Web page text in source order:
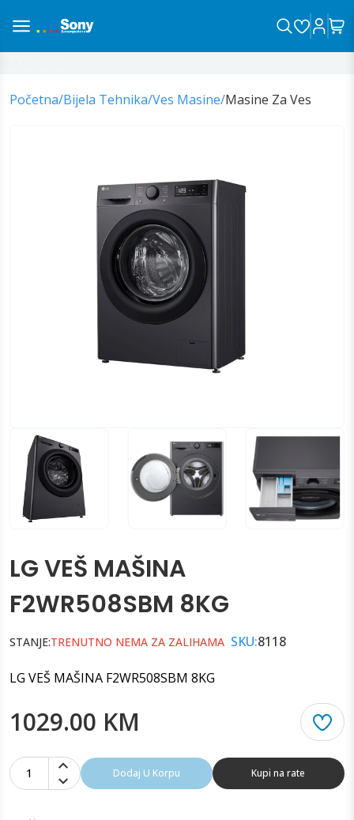
Početna/Bijela Tehnika/Ves Masine/Masine Za Ves
LG VEŠ MAŠINA
F2WR508SBM 8KG
STANJE:TRENUTNO NEMA ZA ZALIHAMA SKU:8118
LG VEŠ MAŠINA F2WR508SBM 8KG
1029.00 KM
1 Dodaj U Korpu Kupi na rate